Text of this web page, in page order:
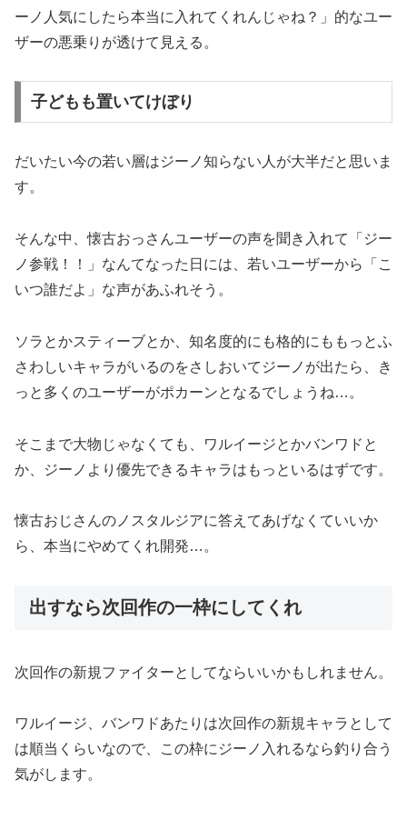
ーノ人気にしたら本当に入れてくれんじゃね？」的なユー
ザーの悪乗りが透けて見える。
子どもも置いてけぼり
だいたい今の若い層はジーノ知らない人が大半だと思いま
す。
そんな中、懐古おっさんユーザーの声を聞き入れて「ジー
ノ参戦！！」なんてなった日には、若いユーザーから「こ
いつ誰だよ」な声があふれそう。
ソラとかスティーブとか、知名度的にも格的にももっとふ
さわしいキャラがいるのをさしおいてジーノが出たら、き
っと多くのユーザーがポカーンとなるでしょうね…。
そこまで大物じゃなくても、ワルイージとかバンワドと
か、ジーノより優先できるキャラはもっといるはずです。
懐古おじさんのノスタルジアに答えてあげなくていいか
ら、本当にやめてくれ開発…。
出すなら次回作の一枠にしてくれ
次回作の新規ファイターとしてならいいかもしれません。
ワルイージ、バンワドあたりは次回作の新規キャラとして
は順当くらいなので、この枠にジーノ入れるなら釣り合う
気がします。